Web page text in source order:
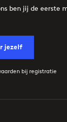
ben jij de eerste
jezelf
bij registratie